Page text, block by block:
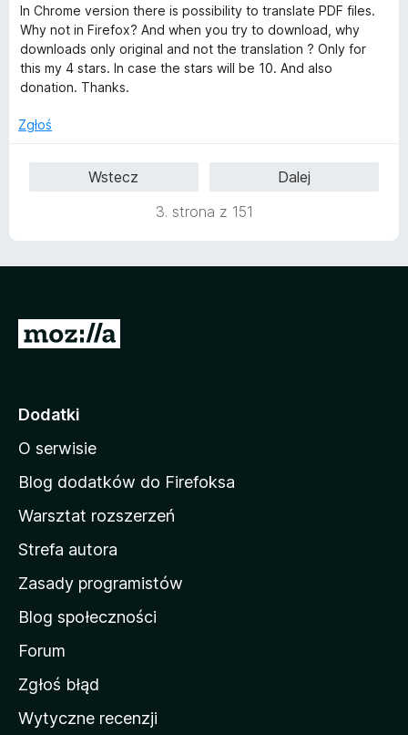
e
n
a
:
4
5
In Chrome version there is possibility to translate PDF files.
Why not in Firefox? And when you try to download, why
downloads only original and not the translation ? Only for
this my 4 stars. In case the stars will be 10. And also
donation. Thanks.
Zgłoś
Wstecz
Dalej
3. strona z 151
S
o
a
d
m
o
w
M
o
z
l
Dodatki
O serwisie
Blog dodatków do Firefoksa
Warsztat rozszerzeń
Strefa autora
Zasady programistów
Blog społeczności
Forum
Zgłoś błąd
Wytyczne recenzji